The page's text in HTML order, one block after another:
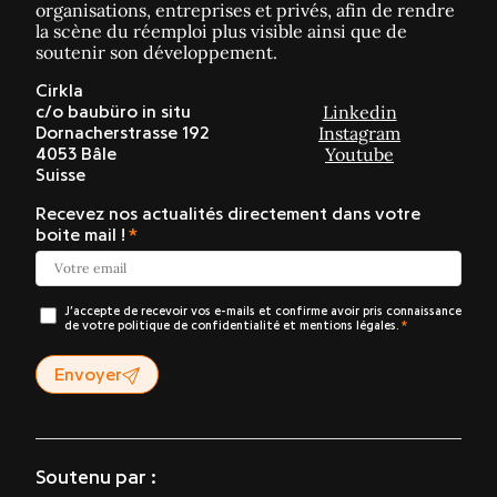
organisations, entreprises et privés, afin de rendre
la scène du réemploi plus visible ainsi que de
soutenir son développement.
Cirkla
c/o baubüro in situ
Dornacherstrasse 192
4053 Bâle
Suisse
Linkedin
Instagram
Youtube
Recevez nos actualités directement dans votre
boite mail !
J’accepte de recevoir vos e-mails et confirme avoir pris connaissance
de votre politique de confidentialité et mentions légales.
Envoyer
Soutenu par :